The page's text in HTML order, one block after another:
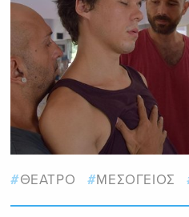
ΘΕΑΤΡΟ ΜΕΣΟΓΕΙΟΣ